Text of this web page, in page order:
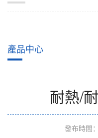
產品中心
耐熱/
發布時間